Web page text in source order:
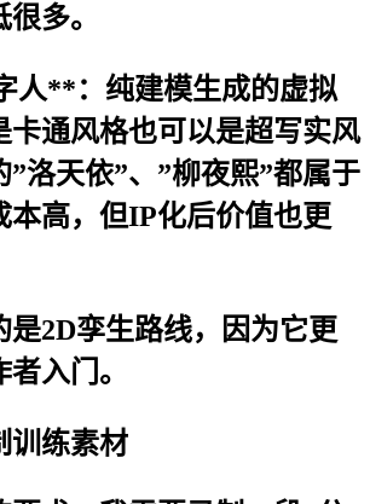
多。
人**：纯建模生成的虚拟
卡通风格也可以是超写实风
”洛天依”、”柳夜熙”都属于
本高，但IP化后价值也更
是2D孪生路线，因为它更
入门。
训练素材